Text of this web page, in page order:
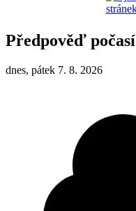
Předpověď počasí
dnes, pátek 7. 8. 2026